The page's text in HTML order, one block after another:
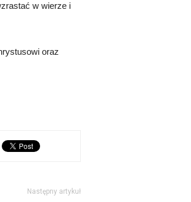
w wierze i
oraz
Następny artykuł